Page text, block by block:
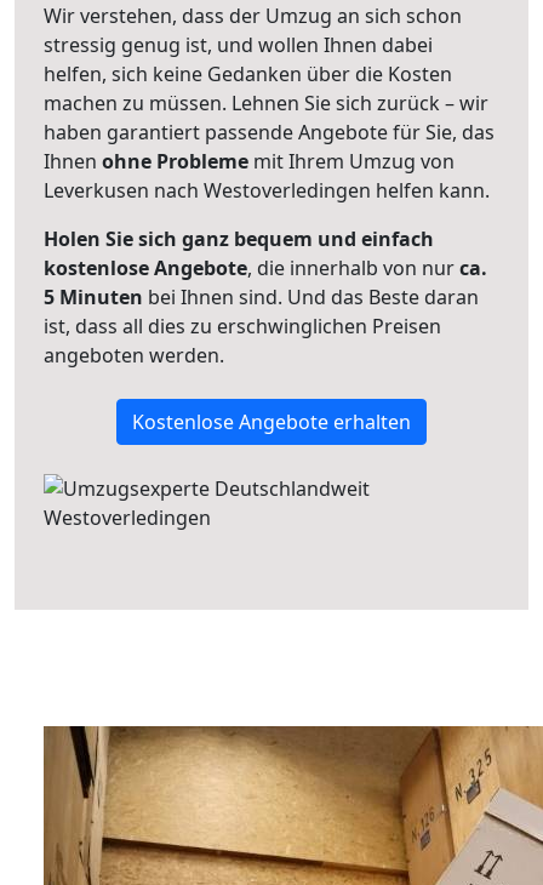
Wir verstehen, dass der Umzug an sich schon
stressig genug ist, und wollen Ihnen dabei
helfen, sich keine Gedanken über die Kosten
machen zu müssen. Lehnen Sie sich zurück – wir
haben garantiert passende Angebote für Sie, das
Ihnen ohne Probleme mit Ihrem Umzug von
Leverkusen nach Westoverledingen helfen kann.
Holen Sie sich ganz bequem und einfach
kostenlose Angebote, die innerhalb von nurca.
5 Minuten bei Ihnen sind. Und das Beste daran
ist, dass all dies zu erschwinglichen Preisen
angeboten werden.
Kostenlose Angebote erhalten